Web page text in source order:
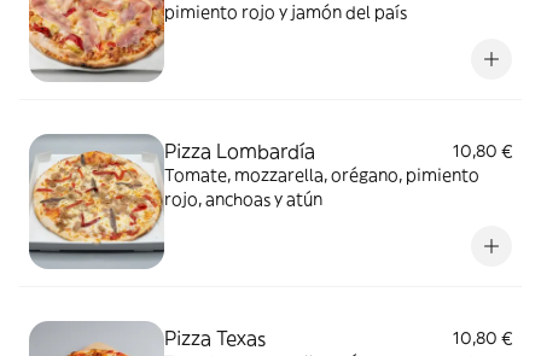
pimiento rojo y jamón del país
Pizza Lombardía
10,80 €
Tomate, mozzarella, orégano, pimiento
rojo, anchoas y atún
Pizza Texas
10,80 €